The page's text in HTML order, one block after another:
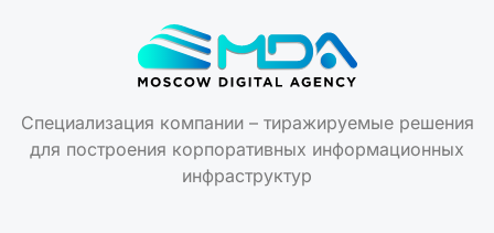
Специализация компании – тиражируемые решения
для построения корпоративных информационных
инфраструктур